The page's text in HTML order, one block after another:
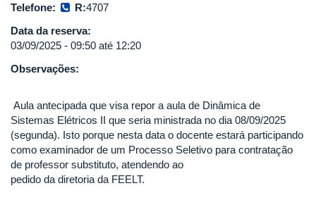
Telefone:
R:4707
Data da reserva:
03/09/2025 - 09:50 até 12:20
Observações:
Aula antecipada que visa repor a aula de Dinâmica de
Sistemas Elétricos II que seria ministrada no dia 08/09/2025
(segunda). Isto porque nesta data o docente estará participando
como examinador de um Processo Seletivo para contratação
de professor substituto, atendendo ao
pedido da diretoria da FEELT.